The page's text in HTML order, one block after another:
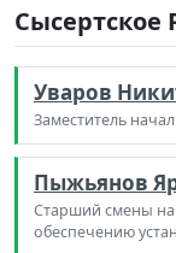
Сысертское
Уваров
Заместитель
Пыжьянов
Старший смены на
обеспечению